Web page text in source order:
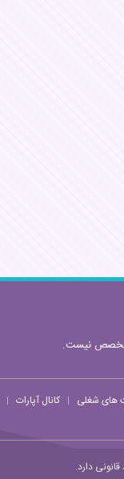
متخصص نیست.
های شغلی | کانال آپارات |
دارد.